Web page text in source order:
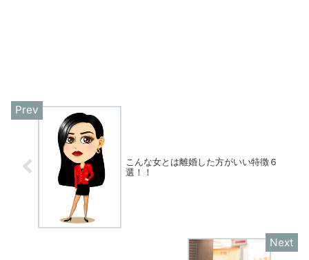
こんな女とは離婚した方がいい特徴６
選！！